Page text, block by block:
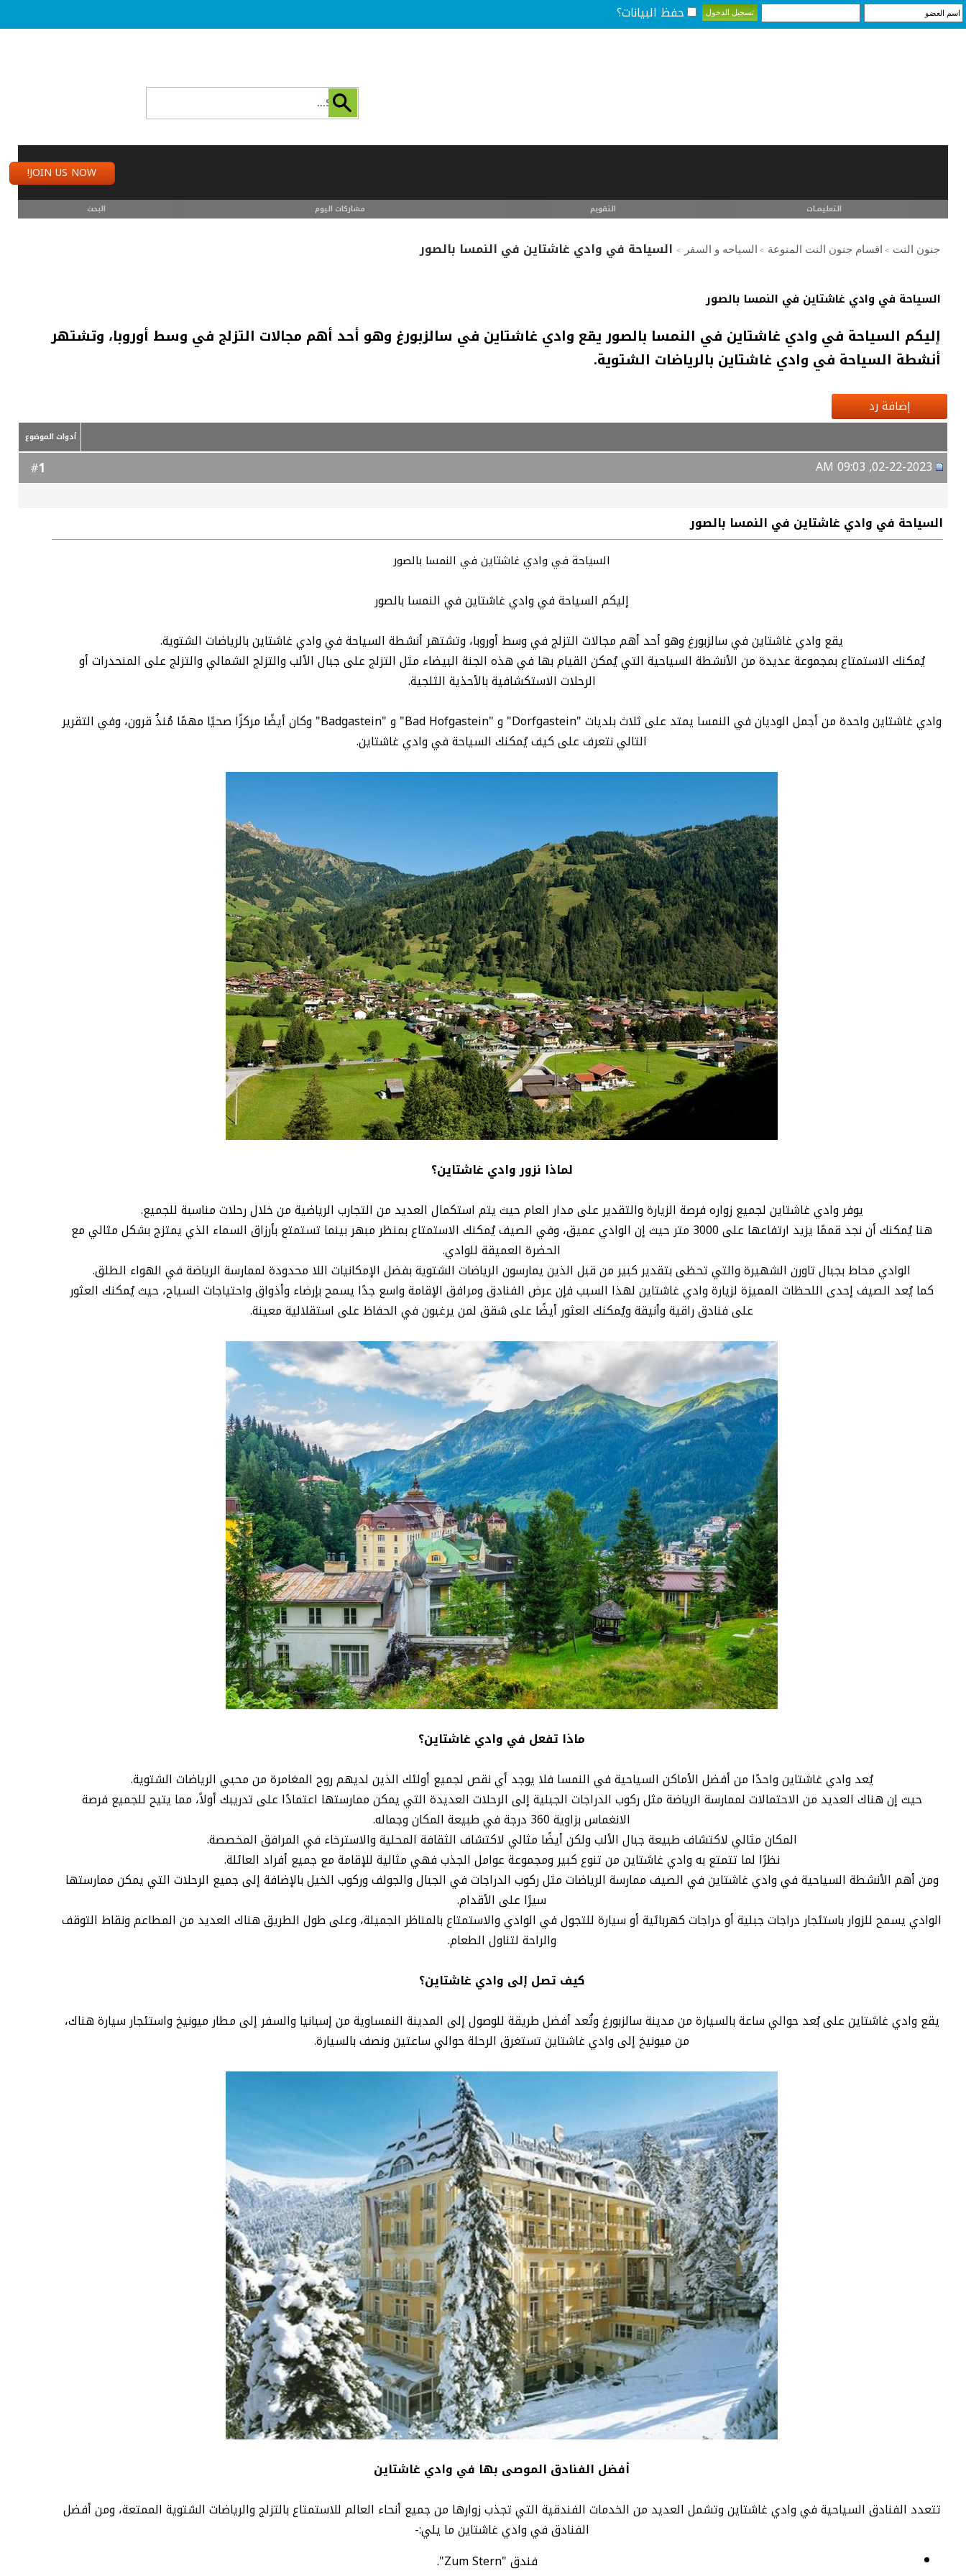
حفظ البيانات؟
JOIN US NOW!
التعليمـــات التقويم مشاركات اليوم البحث
جنون النت > اقسام جنون النت المنوعة > السياحه و السفر > السياحة في وادي غاشتاين في النمسا بالصور
السياحة في وادي غاشتاين في النمسا بالصور
إليكم السياحة في وادي غاشتاين في النمسا بالصور يقع وادي غاشتاين في سالزبورغ وهو أحد أهم مجالات التزلج في وسط أوروبا، وتشتهر
أنشطة السياحة في وادي غاشتاين بالرياضات الشتوية.
إضافة رد
أدوات الموضوع
1
السياحة في وادي غاشتاين في النمسا بالصور
السياحة في وادي غاشتاين في النمسا بالصور
إليكم السياحة في وادي غاشتاين في النمسا بالصور
يقع وادي غاشتاين في سالزبورغ وهو أحد أهم مجالات التزلج في وسط أوروبا، وتشتهر أنشطة السياحة في وادي غاشتاين بالرياضات الشتوية.
يُمكنك الاستمتاع بمجموعة عديدة من الأنشطة السياحية التي يُمكن القيام بها في هذه الجنة البيضاء مثل التزلج على جبال الألب والتزلج الشمالي والتزلج على المنحدرات أو
الرحلات الاستكشافية بالأحذية الثلجية.
وادي غاشتاين واحدة من أجمل الوديان في النمسا يمتد على ثلاث بلديات "Dorfgastein" و "Bad Hofgastein" و "Badgastein" وكان أيضًا مركزًا صحيًا مهمًا مُنذُ قرون، وفي التقرير
التالي نتعرف على كيف يُمكنك السياحة في وادي غاشتاين.
لماذا نزور وادي غاشتاين؟
يوفر وادي غاشتاين لجميع زواره فرصة الزيارة والتقدير على مدار العام حيث يتم استكمال العديد من التجارب الرياضية من خلال رحلات مناسبة للجميع.
هنا يُمكنك أن نجد قممًا يزيد ارتفاعها على 3000 متر حيث إن الوادي عميق، وفي الصيف يُمكنك الاستمتاع بمنظر مبهر بينما تستمتع بأرزاق السماء الذي يمتزج بشكل مثالي مع
الحضرة العميقة للوادي.
الوادي محاط بجبال تاورن الشهيرة والتي تحظى بتقدير كبير من قبل الذين يمارسون الرياضات الشتوية بفضل الإمكانيات اللا محدودة لممارسة الرياضة في الهواء الطلق.
كما يُعد الصيف إحدى اللحظات المميزة لزيارة وادي غاشتاين لهذا السبب فإن عرض الفنادق ومرافق الإقامة واسع جدًا يسمح بإرضاء وأذواق واحتياجات السياح، حيث يُمكنك العثور
على فنادق راقية وأنيقة ويُمكنك العثور أيضًا على شقق لمن يرغبون في الحفاظ على استقلالية معينة.
ماذا تفعل في وادي غاشتاين؟
يُعد وادي غاشتاين واحدًا من أفضل الأماكن السياحية في النمسا فلا يوجد أي نقص لجميع أولئك الذين لديهم روح المغامرة من محبي الرياضات الشتوية.
حيث إن هناك العديد من الاحتمالات لممارسة الرياضة مثل ركوب الدراجات الجبلية إلى الرحلات العديدة التي يمكن ممارستها اعتمادًا على تدريبك أولاً، مما يتيح للجميع فرصة
الانغماس بزاوية 360 درجة في طبيعة المكان وجماله.
المكان مثالي لاكتشاف طبيعة جبال الألب ولكن أيضًا مثالي لاكتشاف الثقافة المحلية والاسترخاء في المرافق المخصصة.
نظرًا لما تتمتع به وادي غاشتاين من تنوع كبير ومجموعة عوامل الجذب فهي مثالية للإقامة مع جميع أفراد العائلة.
ومن أهم الأنشطة السياحية في وادي غاشتاين في الصيف ممارسة الرياضات مثل ركوب الدراجات في الجبال والجولف وركوب الخيل بالإضافة إلى جميع الرحلات التي يمكن ممارستها
سيرًا على الأقدام.
الوادي يسمح للزوار باستئجار دراجات جبلية أو دراجات كهربائية أو سيارة للتجول في الوادي والاستمتاع بالمناظر الجميلة، وعلى طول الطريق هناك العديد من المطاعم ونقاط التوقف
والراحة لتناول الطعام.
كيف تصل إلى وادي غاشتاين؟
يقع وادي غاشتاين على بُعد حوالي ساعة بالسيارة من مدينة سالزبورغ وتُعد أفضل طريقة للوصول إلى المدينة النمساوية من إسبانيا والسفر إلى مطار ميونيخ واستئجار سيارة هناك،
من ميونيخ إلى وادي غاشتاين تستغرق الرحلة حوالي ساعتين ونصف بالسيارة.
أفضل الفنادق الموصى بها في وادي غاشتاين
تتعدد الفنادق السياحية في وادي غاشتاين وتشمل العديد من الخدمات الفندقية التي تجذب زوارها من جميع أنحاء العالم للاستمتاع بالتزلج والرياضات الشتوية الممتعة، ومن أفضل
الفنادق في وادي غاشتاين ما يلي:-
فندق "Zum Stern".